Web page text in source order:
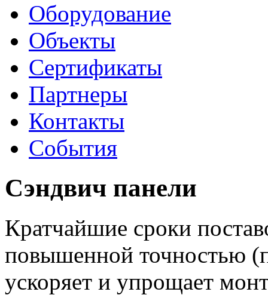
Оборудование
Объекты
Сертификаты
Партнеры
Контакты
События
Сэндвич панели
Кратчайшие сроки
повышенной точностью
ускоряет и упрощает